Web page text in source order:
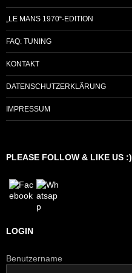
„LE MANS 1970“-EDITION
FAQ: TUNING
KONTAKT
DATENSCHUTZERKLÄRUNG
IMPRESSUM
PLEASE FOLLOW & LIKE US :)
LOGIN
Benutzername